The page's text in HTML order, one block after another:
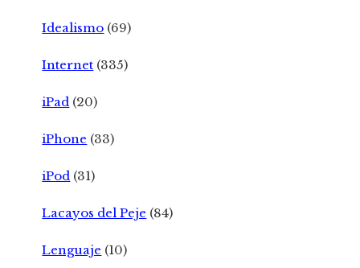
Idealismo (69)
Internet (335)
iPad (20)
iPhone (33)
iPod (31)
Lacayos del Peje (84)
Lenguaje (10)